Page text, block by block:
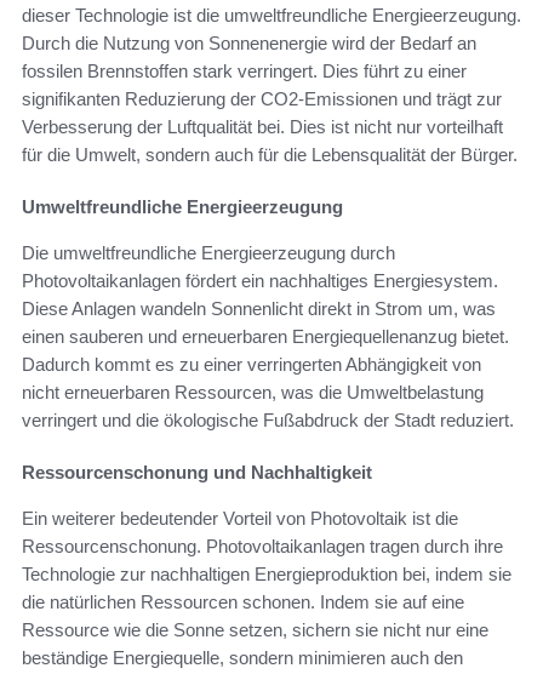
dieser Technologie ist die umweltfreundliche Energieerzeugung.
Durch die Nutzung von Sonnenenergie wird der Bedarf an
fossilen Brennstoffen stark verringert. Dies führt zu einer
signifikanten Reduzierung der CO2-Emissionen und trägt zur
Verbesserung der Luftqualität bei. Dies ist nicht nur vorteilhaft
für die Umwelt, sondern auch für die Lebensqualität der Bürger.
Umweltfreundliche Energieerzeugung
Die umweltfreundliche Energieerzeugung durch
Photovoltaikanlagen fördert ein nachhaltiges Energiesystem.
Diese Anlagen wandeln Sonnenlicht direkt in Strom um, was
einen sauberen und erneuerbaren Energiequellenanzug bietet.
Dadurch kommt es zu einer verringerten Abhängigkeit von
nicht erneuerbaren Ressourcen, was die Umweltbelastung
verringert und die ökologische Fußabdruck der Stadt reduziert.
Ressourcenschonung und Nachhaltigkeit
Ein weiterer bedeutender Vorteil von Photovoltaik ist die
Ressourcenschonung. Photovoltaikanlagen tragen durch ihre
Technologie zur nachhaltigen Energieproduktion bei, indem sie
die natürlichen Ressourcen schonen. Indem sie auf eine
Ressource wie die Sonne setzen, sichern sie nicht nur eine
beständige Energiequelle, sondern minimieren auch den